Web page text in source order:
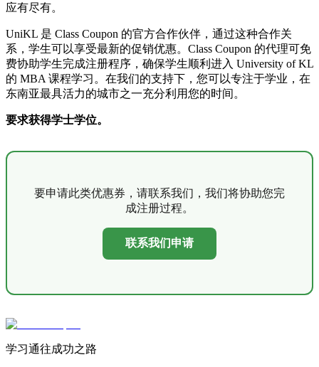
应有尽有。
UniKL 是 Class Coupon 的官方合作伙伴，通过这种合作关
系，学生可以享受最新的促销优惠。Class Coupon 的代理可免
费协助学生完成注册程序，确保学生顺利进入 University of KL
的 MBA 课程学习。在我们的支持下，您可以专注于学业，在
东南亚最具活力的城市之一充分利用您的时间。
要求获得学士学位。
要申请此类优惠券，请联系我们，我们将协助您完
成注册过程。
联系我们申请
学习通往成功之路